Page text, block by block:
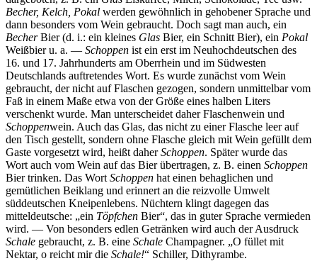
Becher, Kelch, Pokal werden gewöhnlich in gehobener Sprache und
dann besonders vom Wein gebraucht. Doch sagt man auch, ein
BecherBier (d. i.: ein kleines Glas Bier, ein Schnitt Bier), ein Pokal
Weißbier u. a. — Schoppen ist ein erst im Neuhochdeutschen des
16. und 17. Jahrhunderts am Oberrhein und im Südwesten
Deutschlands auftretendes Wort. Es wurde zunächst vom Wein
gebraucht, der nicht auf Flaschen gezogen, sondern unmittelbar vom
Faß in einem Maße etwa von der Größe eines halben Liters
verschenkt wurde. Man unterscheidet daher Flaschenwein und
Schoppenwein. Auch das Glas, das nicht zu einer Flasche leer auf
den Tisch gestellt, sondern ohne Flasche gleich mit Wein gefüllt dem
Gaste vorgesetzt wird, heißt daherSchoppen. Später wurde das
Wort auch vom Wein auf das Bier übertragen, z. B. einen Schoppen
Bier trinken. Das Wort Schoppen hat einen behaglichen und
gemütlichen Beiklang und erinnert an die reizvolle Umwelt
süddeutschen Kneipenlebens. Nüchtern klingt dagegen das
mitteldeutsche: „ein Töpfchen Bier“, das in guter Sprache vermieden
wird. — Von besonders edlen Getränken wird auch der Ausdruck
Schale gebraucht, z. B. eine Schale Champagner. „O füllet mit
Nektar, o reicht mir die Schale!“ Schiller, Dithyrambe.